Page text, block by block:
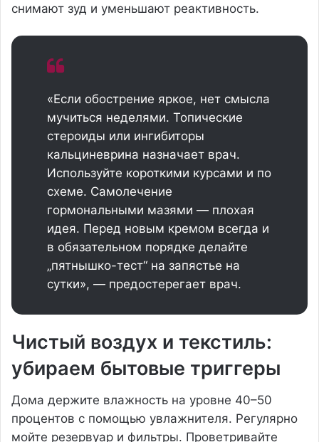
снимают зуд и уменьшают реактивность.
«Если обострение яркое, нет смысла
мучиться неделями. Топические
стероиды или ингибиторы
кальциневрина назначает врач.
Используйте короткими курсами и по
схеме. Самолечение
гормональными мазями — плохая
идея. Перед новым кремом всегда и
в обязательном порядке делайте
„пятнышко-тест“ на запястье на
сутки», — предостерегает врач.
Чистый воздух и текстиль:
убираем бытовые триггеры
Дома держите влажность на уровне 40–50
процентов с помощью увлажнителя. Регулярно
мойте резервуар и фильтры. Проветривайте